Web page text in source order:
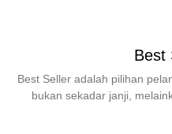
Best
Best Seller adalah pilihan
bukan sekadar janji,